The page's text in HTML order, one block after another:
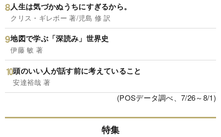
人生は気づかぬうちにすぎるから。
クリス・ギレボー 著/児島 修 訳
地図で学ぶ「深読み」世界史
伊藤 敏 著
頭のいい人が話す前に考えていること
安達裕哉 著
(POSデータ調べ、7/26～8/1)
特集